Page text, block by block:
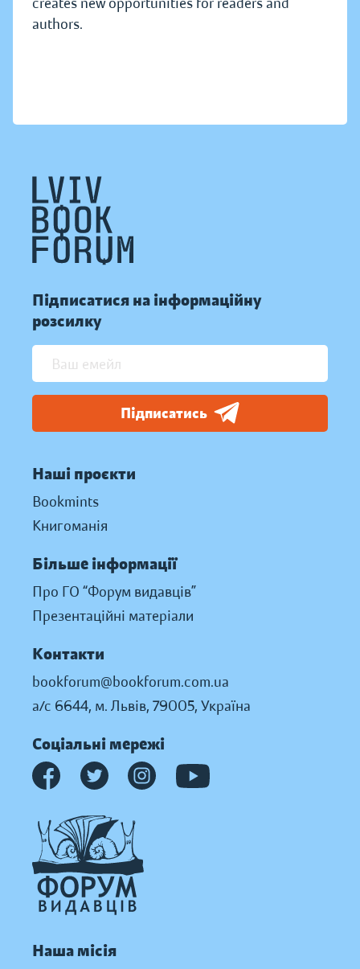
authors.
Підписатися на інформаційну
розсилку
Підписатись
Наші проєкти
Bookmints
Книгоманія
Більше інформації
Про ГО “Форум видавців”
Презентаційні матеріали
Контакти
bookforum@bookforum.com.ua
а/с 6644, м. Львів, 79005, Україна
Соціальні мережі
Наша місія